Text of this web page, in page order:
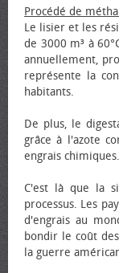
Procédé de
Le lisier et les
de 3000 m³ à
annuellement,
représente la
habitants.
De plus, le
grâce à l'azote
engrais chimiques.
C'est là que la
processus. Les
d'engrais au
bondir le coût
la guerre